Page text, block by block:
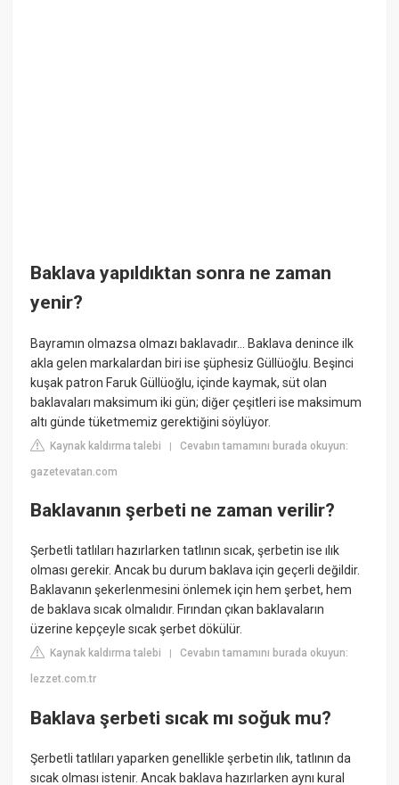
Baklava yapıldıktan sonra ne zaman
yenir?
Bayramın olmazsa olmazı baklavadır... Baklava denince ilk
akla gelen markalardan biri ise şüphesiz Güllüoğlu. Beşinci
kuşak patron Faruk Güllüoğlu, içinde kaymak, süt olan
baklavaları maksimum iki gün; diğer çeşitleri ise maksimum
altı günde tüketmemiz gerektiğini söylüyor.
Kaynak kaldırma talebi |Cevabın tamamını burada okuyun:
gazetevatan.com
Baklavanın şerbeti ne zaman verilir?
Şerbetli tatlıları hazırlarken tatlının sıcak, şerbetin ise ılık
olması gerekir. Ancak bu durum baklava için geçerli değildir.
Baklavanın şekerlenmesini önlemek için hem şerbet, hem
de baklava sıcak olmalıdır. Fırından çıkan baklavaların
üzerine kepçeyle sıcak şerbet dökülür.
Kaynak kaldırma talebi |Cevabın tamamını burada okuyun:
lezzet.com.tr
Baklava şerbeti sıcak mı soğuk mu?
Şerbetli tatlıları yaparken genellikle şerbetin ılık, tatlının da
sıcak olması istenir. Ancak baklava hazırlarken aynı kural